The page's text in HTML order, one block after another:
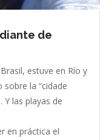
de
estuve en Río y
la “cidade
Y las playas de
en práctica el